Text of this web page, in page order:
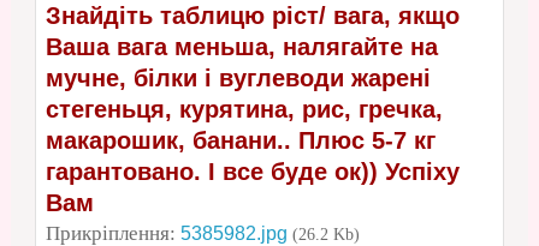
Знайдіть таблицю ріст/ вага, якщо
Ваша вага меньша, налягайте на
мучне, білки і вуглеводи жарені
стегеньця, курятина, рис, гречка,
макарошик, банани.. Плюс 5-7 кг
гарантовано. І все буде ок)) Успіху
Вам
Прикріплення: 5385982.jpg (26.2 Kb)